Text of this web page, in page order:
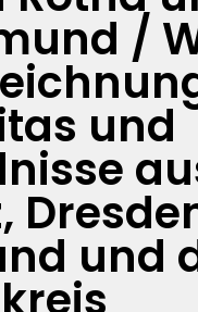
/
und
und